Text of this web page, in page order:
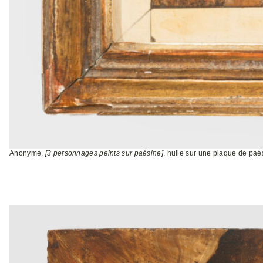
Anonyme, [3 personnages peints sur paésine], huile sur une plaque de